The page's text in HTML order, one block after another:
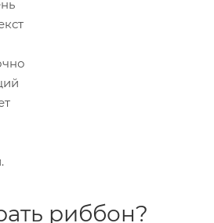
риббон?